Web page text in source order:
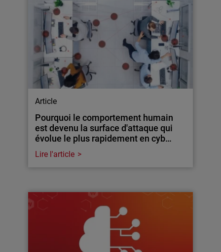
Article
Pourquoi le comportement humain
est devenu la surface d'attaque qui
évolue le plus rapidement en cyb…
Lire l'article